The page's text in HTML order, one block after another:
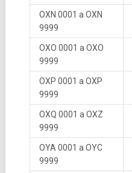
OXN 0001 a OXN
9999
OXO 0001 a OXO
9999
OXP 0001 a OXP
9999
OXQ 0001 a OXZ
9999
OYA 0001 a OYC
9999